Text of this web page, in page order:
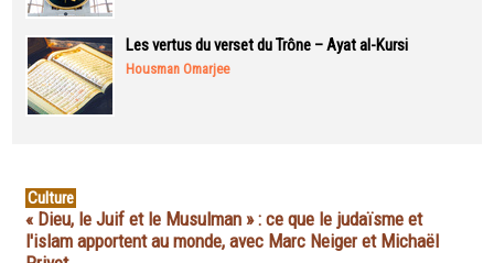
Les vertus du verset du Trône – Ayat al-Kursi
Housman Omarjee
Culture
« Dieu, le Juif et le Musulman » : ce que le judaïsme et
l'islam apportent au monde, avec Marc Neiger et Michaël